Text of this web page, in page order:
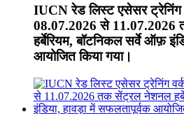
IUCN रेड लिस्ट एसेसर ट्रेनिंग
08.07.2026 से
हर्बेरियम, बॉटनिकल सर्वे ऑफ़
आयोजित किया गया।